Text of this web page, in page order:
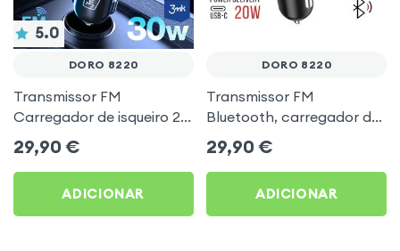
5.0
DORO 8220
Transmissor FM
Carregador de isqueiro 2x
USB MicroSD 3mk Preto
para Doro 8220
29,90 €
ADICIONAR
DORO 8220
Transmissor FM
Bluetooth, carregador de
automóvel USB / USB-C,
C4 - Preto para Doro
8220
29,90 €
ADICIONAR